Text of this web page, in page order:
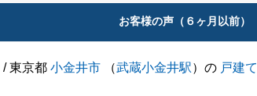
お客様の声（６ヶ月以前）
/ 東京都小金井市 （武蔵小金井駅）の 戸建て